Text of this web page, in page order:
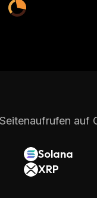
auf
Solana
XRP